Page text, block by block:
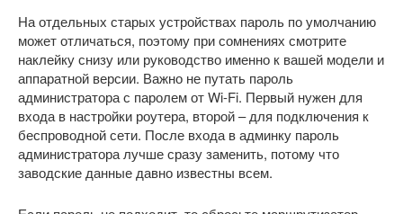
На отдельных старых устройствах пароль по умолчанию
может отличаться, поэтому при сомнениях смотрите
наклейку снизу или руководство именно к вашей модели и
аппаратной версии. Важно не путать пароль
администратора с паролем от Wi-Fi. Первый нужен для
входа в настройки роутера, второй – для подключения к
беспроводной сети. После входа в админку пароль
администратора лучше сразу заменить, потому что
заводские данные давно известны всем.